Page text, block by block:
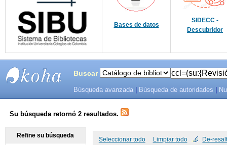
Bases de datos
SIDECC -
Descubridor
SISTEMAS
DE
Buscar
Búsqueda avanzada Búsqueda de autoridades
Su búsqueda retornó 2 resultados.
Seleccionar todo Limpiar todo De-
Refine su búsqueda